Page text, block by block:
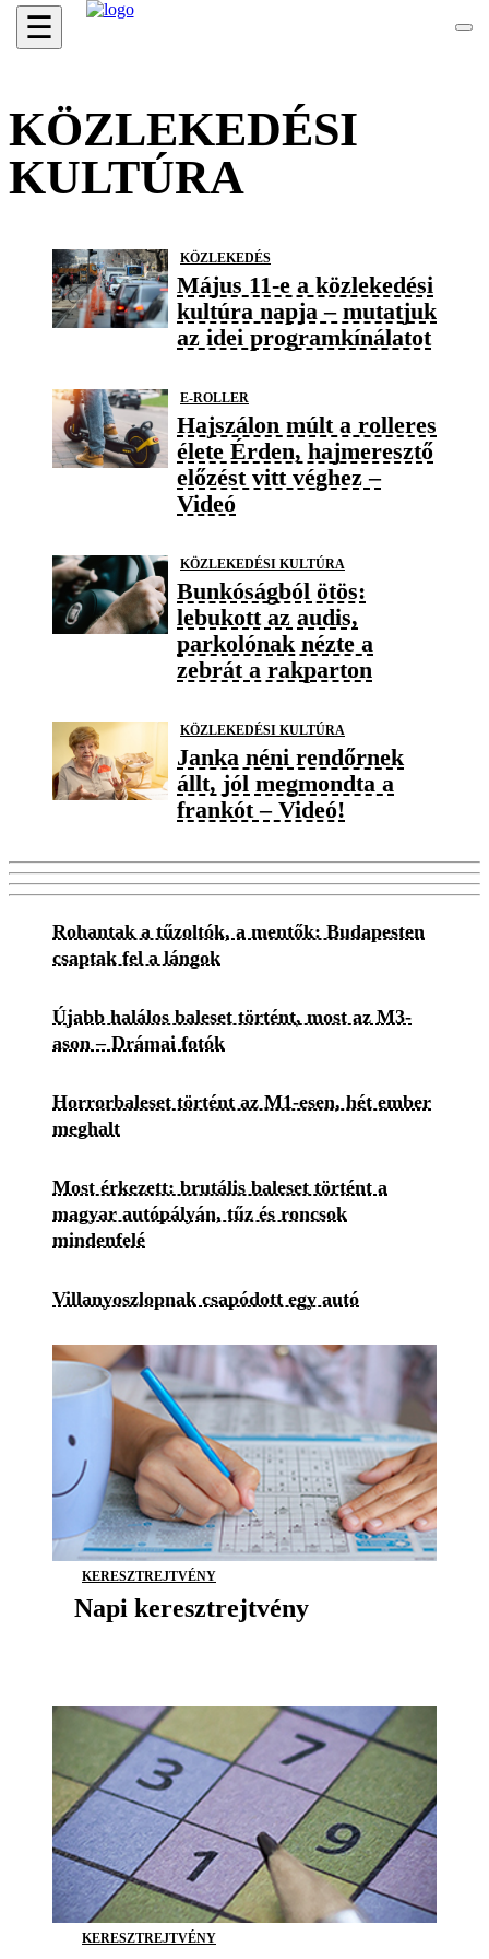
☰
KÖZLEKEDÉSI
KULTÚRA
KÖZLEKEDÉS
Május 11-e a közlekedési
kultúra napja – mutatjuk
az idei programkínálatot
E-ROLLER
Hajszálon múlt a rolleres
élete Érden, hajmeresztő
előzést vitt véghez –
Videó
KÖZLEKEDÉSI KULTÚRA
Bunkóságból ötös:
lebukott az audis,
parkolónak nézte a
zebrát a rakparton
KÖZLEKEDÉSI KULTÚRA
Janka néni rendőrnek
állt, jól megmondta a
frankót – Videó!
Rohantak a tűzoltók, a mentők: Budapesten
csaptak fel a lángok
Újabb halálos baleset történt, most az M3-
ason – Drámai fotók
Horrorbaleset történt az M1-esen, hét ember
meghalt
Most érkezett: brutális baleset történt a
magyar autópályán, tűz és roncsok
mindenfelé
Villanyoszlopnak csapódott egy autó
KERESZTREJTVÉNY
Napi keresztrejtvény
KERESZTREJTVÉNY